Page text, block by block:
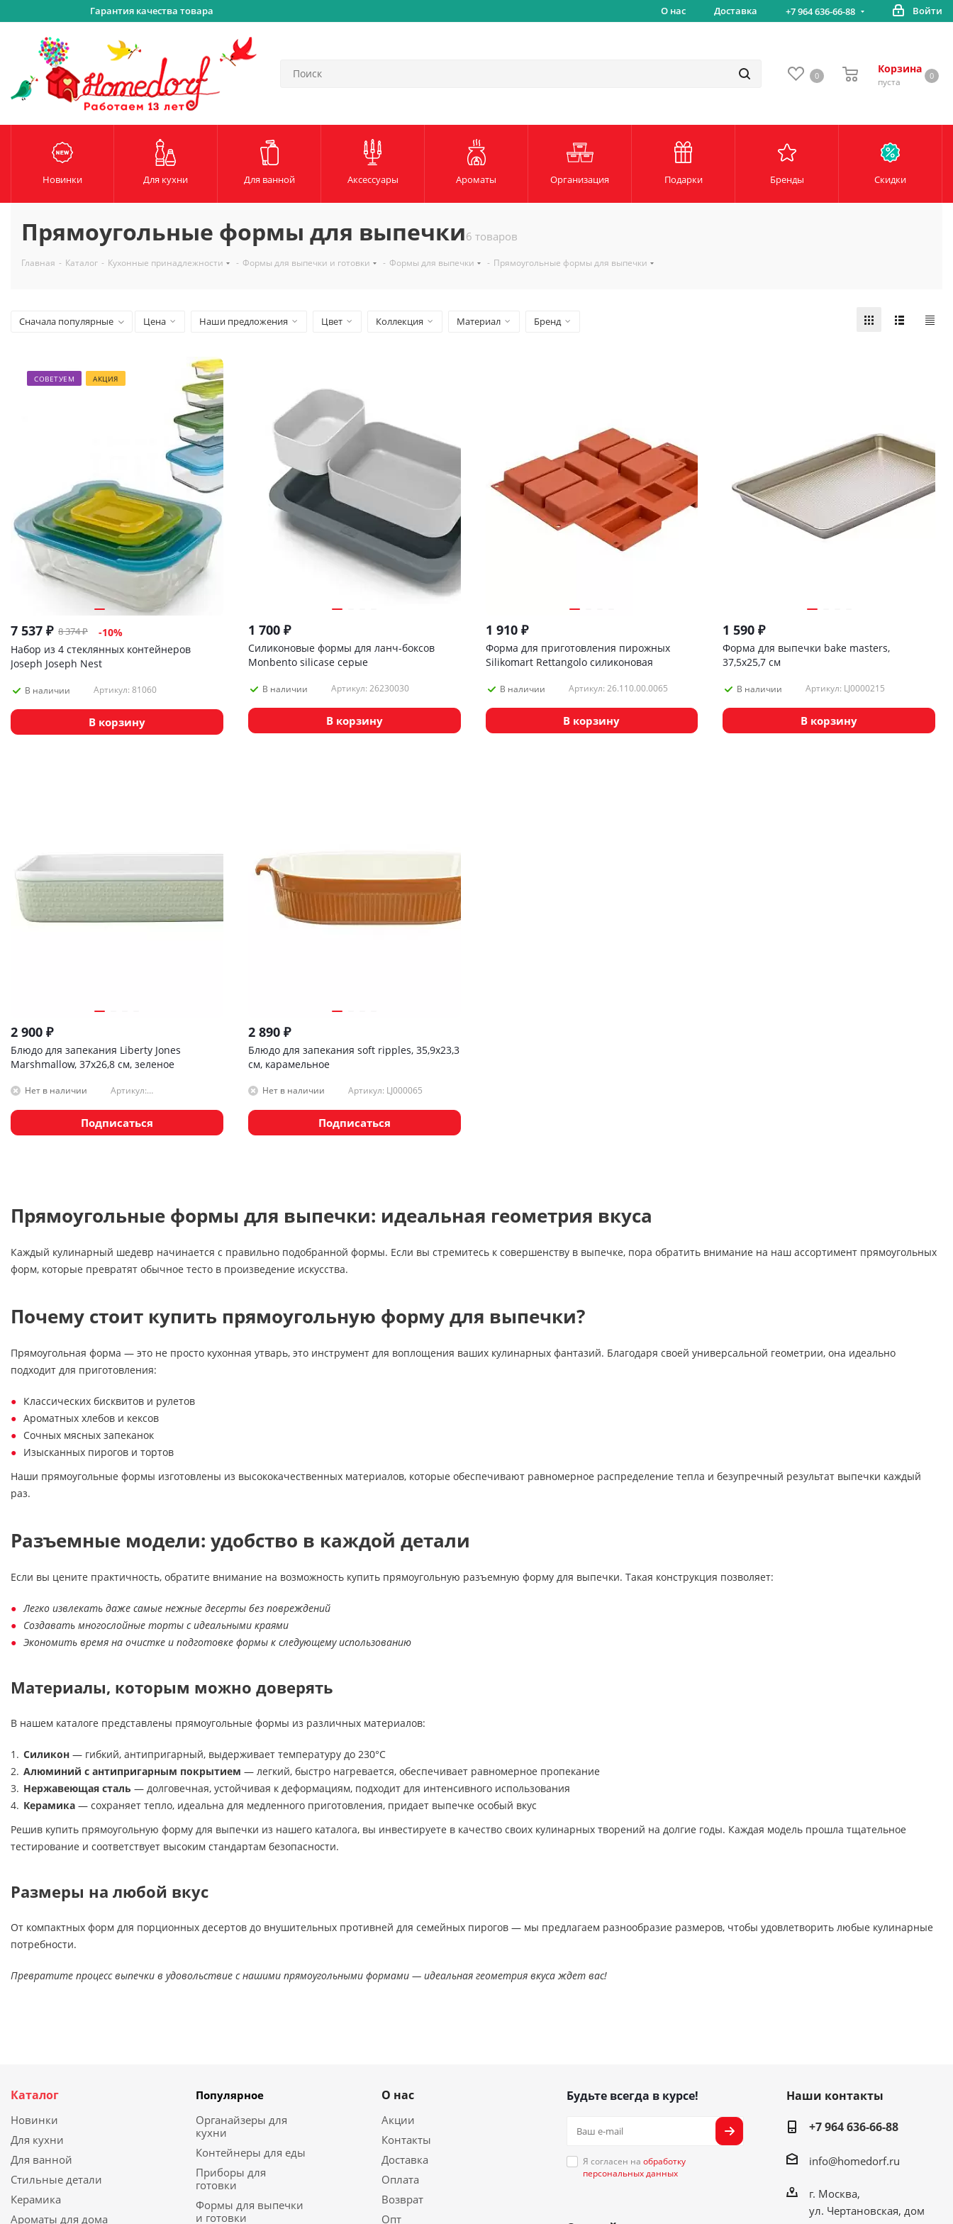
Гарантия качества товара О нас Доставка +7 964 636-66-88 Войти
0
Корзина
пуста
0
Новинки Для кухни Для ванной Аксессуары Ароматы Организация Подарки Бренды Скидки
Прямоугольные формы для выпечки6 товаров
Главная - Каталог - Кухонные принадлежности - Формы для выпечки и готовки - Формы для выпечки - Прямоугольные формы для выпечки
Сначала популярные Цена Наши предложения Цвет Коллекция Материал Бренд
СОВЕТУЕМ АКЦИЯ
7 537 ₽ 8 374₽ -10%
Набор из 4 стеклянных контейнеров
Joseph Joseph Nest
В наличии Артикул: 81060
В корзину
1 700₽
Силиконовые формы для ланч-боксов
Monbento silicase серые
В наличии Артикул: 26230030
В корзину
1 910₽
Форма для приготовления пирожных
Silikomart Rettangolo силиконовая
В наличии Артикул: 26.110.00.0065
В корзину
1 590 ₽
Форма для выпечки bake masters,
37,5х25,7 см
В наличии Артикул: LJ0000215
В корзину
2 900 ₽
Блюдо для запекания Liberty Jones
Marshmallow, 37х26,8 см, зеленое
Нет в наличии
Артикул:
GBP_LJ_DSMRL_PRC_GRN
Подписаться
2 890₽
Блюдо для запекания soft ripples, 35,9х23,3
см, карамельное
Нет в наличии Артикул: LJ000065
Подписаться
Прямоугольные формы для выпечки: идеальная геометрия вкуса
Каждый кулинарный шедевр начинается с правильно подобранной формы. Если вы стремитесь к совершенству в выпечке, пора обратить внимание на наш ассортимент прямоугольных
форм, которые превратят обычное тесто в произведение искусства.
Почему стоит купить прямоугольную форму для выпечки?
Прямоугольная форма — это не просто кухонная утварь, это инструмент для воплощения ваших кулинарных фантазий. Благодаря своей универсальной геометрии, она идеально
подходит для приготовления:
Классических бисквитов и рулетов
Ароматных хлебов и кексов
Сочных мясных запеканок
Изысканных пирогов и тортов
Наши прямоугольные формы изготовлены из высококачественных материалов, которые обеспечивают равномерное распределение тепла и безупречный результат выпечки каждый
раз.
Разъемные модели: удобство в каждой детали
Если вы цените практичность, обратите внимание на возможность купить прямоугольную разъемную форму для выпечки. Такая конструкция позволяет:
Легко извлекать даже самые нежные десерты без повреждений
Создавать многослойные торты с идеальными краями
Экономить время на очистке и подготовке формы к следующему использованию
Материалы, которым можно доверять
В нашем каталоге представлены прямоугольные формы из различных материалов:
Силикон — гибкий, антипригарный, выдерживает температуру до 230°C
Алюминий с антипригарным покрытием — легкий, быстро нагревается, обеспечивает равномерное пропекание
Нержавеющая сталь — долговечная, устойчивая к деформациям, подходит для интенсивного использования
Керамика — сохраняет тепло, идеальна для медленного приготовления, придает выпечке особый вкус
Решив купить прямоугольную форму для выпечки из нашего каталога, вы инвестируете в качество своих кулинарных творений на долгие годы. Каждая модель прошла тщательное
тестирование и соответствует высоким стандартам безопасности.
Размеры на любой вкус
От компактных форм для порционных десертов до внушительных противней для семейных пирогов — мы предлагаем разнообразие размеров, чтобы удовлетворить любые кулинарные
потребности.
Превратите процесс выпечки в удовольствие с нашими прямоугольными формами — идеальная геометрия вкуса ждет вас!
Каталог
Новинки
Для кухни
Для ванной
Стильные детали
Керамика
Ароматы для дома
Популярное
Органайзеры для
кухни
Контейнеры для еды
Приборы для
готовки
Формы для выпечки
и готовки
О нас
Акции
Контакты
Доставка
Оплата
Возврат
Опт
Будьте всегда в курсе!
Я согласен на обработку
персональных данных
Наши контакты
+7 964 636-66-88
info@homedorf.ru
г. Москва,
ул. Чертановская, дом